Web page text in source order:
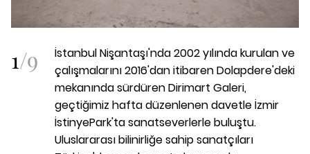
1/9
İstanbul Nişantaşı'nda 2002 yılında kurulan ve
çalışmalarını 2016'dan itibaren Dolapdere'deki
mekanında sürdüren Dirimart Galeri,
geçtiğimiz hafta düzenlenen davetle İzmir
İstinyePark'ta sanatseverlerle buluştu.
Uluslararası bilinirliğe sahip sanatçıları